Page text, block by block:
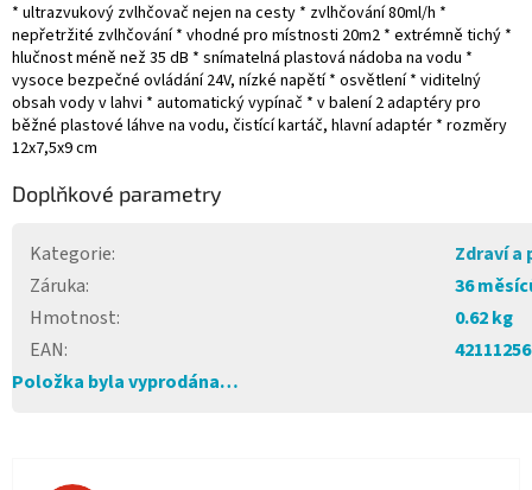
* ultrazvukový zvlhčovač nejen na cesty * zvlhčování 80ml/h *
nepřetržité zvlhčování * vhodné pro místnosti 20m2 * extrémně tichý *
hlučnost méně než 35 dB * snímatelná plastová nádoba na vodu *
vysoce bezpečné ovládání 24V, nízké napětí * osvětlení * viditelný
obsah vody v lahvi * automatický vypínač * v balení 2 adaptéry pro
běžné plastové láhve na vodu, čistící kartáč, hlavní adaptér * rozměry
12x7,5x9 cm
Doplňkové parametry
Kategorie:
Zdraví a
Záruka:
36
Hmotnost:
0.62 kg
EAN:
Položka byla vyprodána…